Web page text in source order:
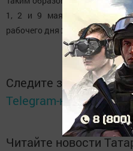
1, 2 и 9 мая являются
рабочего дня 28 апреля и 8
Следите за самым
Telegram-канале
Читайте новости